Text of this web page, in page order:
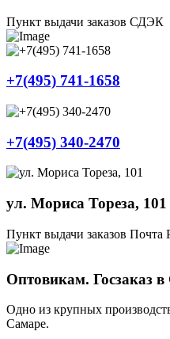
Пункт выдачи заказов СДЭК
+7(495) 741-1658
+7(495) 340-2470
ул. Мориса Тореза, 101
Пункт выдачи заказов Почта
Оптовикам. Госзаказ
Одно из крупных
Самаре.